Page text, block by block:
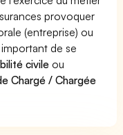
provoquer
(entreprise) ou
de se
civile ou
Chargé / Chargée